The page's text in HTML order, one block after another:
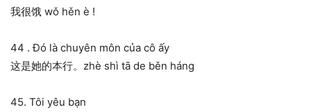
我很饿 wǒ hěn è !
44 . Đó là chuyên môn của cô ấy
这是她的本行。zhè shì tā de běn háng
45. Tôi yêu bạn